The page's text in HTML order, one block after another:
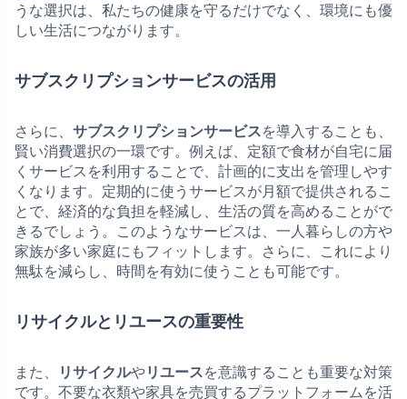
うな選択は、私たちの健康を守るだけでなく、環境にも優
しい生活につながります。
サブスクリプションサービスの活用
さらに、 サブスクリプションサービスを導入することも、
賢い消費選択の一環です。例えば、定額で食材が自宅に届
くサービスを利用することで、計画的に支出を管理しやす
くなります。定期的に使うサービスが月額で提供されるこ
とで、経済的な負担を軽減し、生活の質を高めることがで
きるでしょう。このようなサービスは、一人暮らしの方や
家族が多い家庭にもフィットします。さらに、これにより
無駄を減らし、時間を有効に使うことも可能です。
リサイクルとリユースの重要性
また、 リサイクルやリユースを意識することも重要な対策
です。不要な衣類や家具を売買するプラットフォームを活